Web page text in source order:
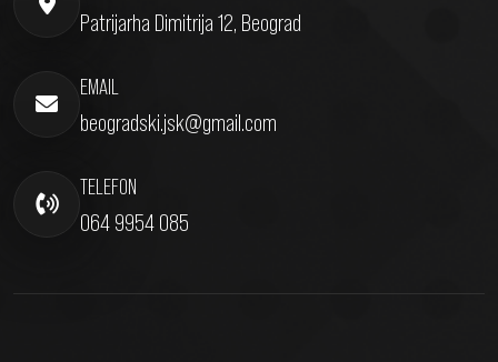
Patrijarha Dimitrija 12, Beograd
EMAIL
beogradski.jsk@gmail.com
TELEFON
064 9954 085